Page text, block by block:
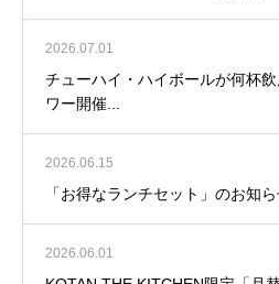
2026.07.01
チューハイ・ハイボールが何杯
ワー開催...
2026.06.15
「お得なランチセット」のお知
2026.06.01